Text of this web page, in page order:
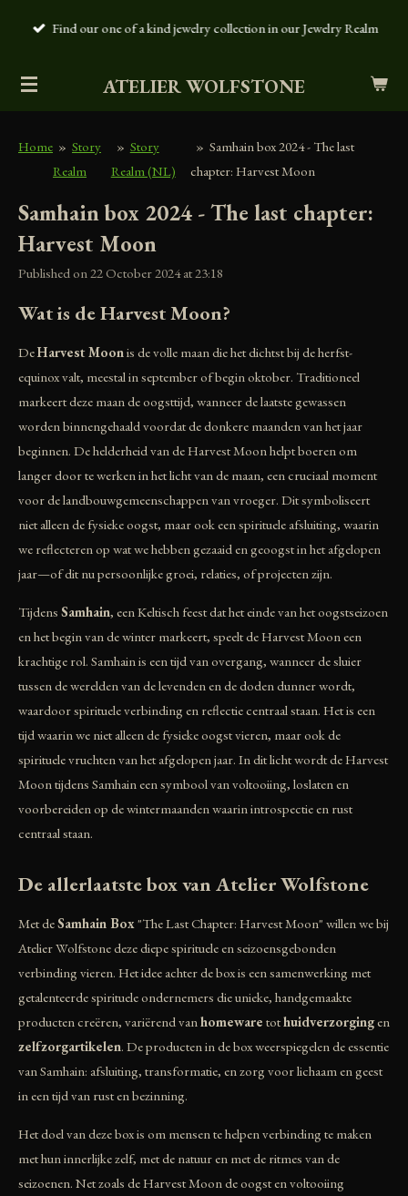
content
ATELIER WOLFSTONE
Home » Story
Realm
» Story
Realm (NL)
» Samhain box 2024 - The last
chapter: Harvest Moon
Samhain box 2024 - The last chapter:
Harvest Moon
Published on 22 October 2024 at 23:18
Wat is de Harvest Moon?
DeHarvest Moonis de volle maan die het dichtst bij de herfst-
equinox valt, meestal in september of begin oktober. Traditioneel
markeert deze maan de oogsttijd, wanneer de laatste gewassen
worden binnengehaald voordat de donkere maanden van het jaar
beginnen. De helderheid van de Harvest Moon helpt boeren om
langer door te werken in het licht van de maan, een cruciaal moment
voor de landbouwgemeenschappen van vroeger. Dit symboliseert
niet alleen de fysieke oogst, maar ook een spirituele afsluiting, waarin
we reflecteren op wat we hebben gezaaid en geoogst in het afgelopen
jaar—of dit nu persoonlijke groei, relaties, of projecten zijn.
Tijdens Samhain, een Keltisch feest dat het einde van het oogstseizoen
en het begin van de winter markeert, speelt de Harvest Moon een
krachtige rol. Samhain is een tijd van overgang, wanneer de sluier
tussen de werelden van de levenden en de doden dunner wordt,
waardoor spirituele verbinding en reflectie centraal staan. Het is een
tijd waarin we niet alleen de fysieke oogst vieren, maar ook de
spirituele vruchten van het afgelopen jaar. In dit licht wordt de Harvest
Moon tijdens Samhain een symbool van voltooiing, loslaten en
voorbereiden op de wintermaanden waarin introspectie en rust
centraal staan.
De allerlaatste box van Atelier Wolfstone
Met deSamhain Box "The Last Chapter: Harvest Moon" willen we bij
Atelier Wolfstone deze diepe spirituele en seizoensgebonden
verbinding vieren. Het idee achter de box is een samenwerking met
getalenteerde spirituele ondernemers die unieke, handgemaakte
producten creëren, variërend van homeware tothuidverzorgingen
zelfzorgartikelen. De producten in de box weerspiegelen de essentie
van Samhain: afsluiting, transformatie, en zorg voor lichaam en geest
in een tijd van rust en bezinning.
Het doel van deze box is om mensen te helpen verbinding te maken
met hun innerlijke zelf, met de natuur en met de ritmes van de
seizoenen. Net zoals de Harvest Moon de oogst en voltooiing